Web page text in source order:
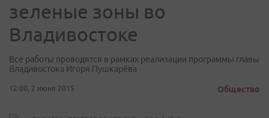
зеленые зоны во
Владивостоке
Все работы проводятся в рамках реализации программы главы
Владивостока Игоря Пушкарёва
12:00, 2 июня 2015 Общество